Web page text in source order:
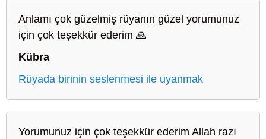
Anlamı çok güzelmiş rüyanın güzel yorumunuz
için çok teşekkür ederim 🙏
Kübra
Rüyada birinin seslenmesi ile uyanmak
Yorumunuz için çok teşekkür ederim Allah razı